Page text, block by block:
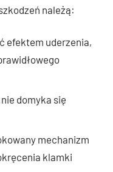
należą:
efektem uderzenia,
domyka się
mechanizm
klamki